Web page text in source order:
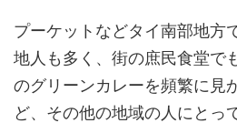
プーケットなどタイ南部地方
地人も多く、街の庶民食堂で
のグリーンカレーを頻繁に見
ど、その他の地域の人にとっ